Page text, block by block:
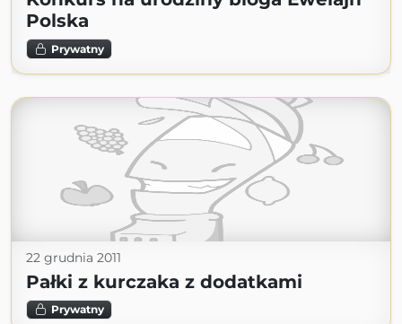
Polska
Prywatny
22 grudnia 2011
Pałki z kurczaka z dodatkami
Prywatny